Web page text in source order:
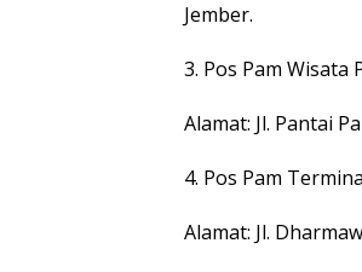
Jember.
3. Pos Pam Wisata
Alamat: Jl. Pantai
4. Pos Pam
Alamat: Jl.